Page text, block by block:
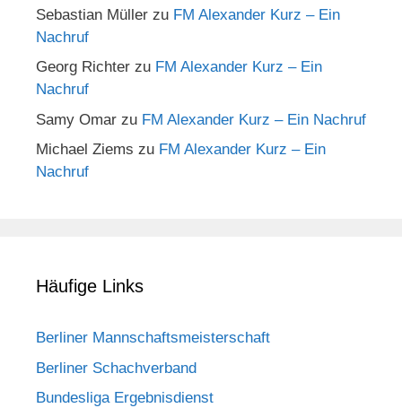
Sebastian Müller zu FM Alexander Kurz – Ein
Nachruf
Georg Richter zu FM Alexander Kurz – Ein
Nachruf
Samy Omar zu FM Alexander Kurz – Ein Nachruf
Michael Ziems zu FM Alexander Kurz – Ein
Nachruf
Häufige Links
Berliner Mannschaftsmeisterschaft
Berliner Schachverband
Bundesliga Ergebnisdienst